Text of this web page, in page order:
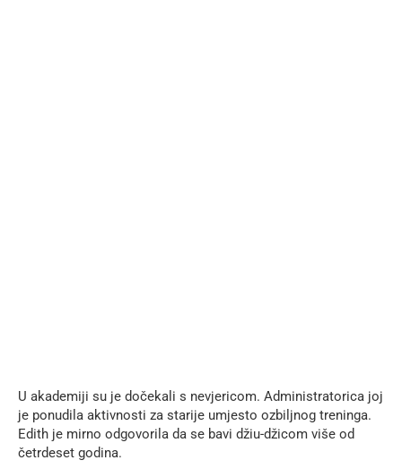
U akademiji su je dočekali s nevjericom. Administratorica joj
je ponudila aktivnosti za starije umjesto ozbiljnog treninga.
Edith je mirno odgovorila da se bavi džiu-džicom više od
četrdeset godina.